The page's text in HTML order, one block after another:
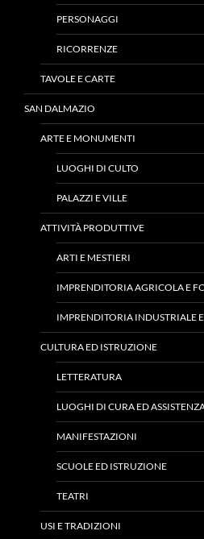
PERSONAGGI
RICORRENZE
TAVOLE E CARTE
SAN DALMAZIO
ARTE E MONUMENTI
LUOGHI DI CULTO
PALAZZI E VILLE
ATTIVITÀ PRODUTTIVE
ARTI E MESTIERI
IMPRENDITORIA AGRICOLA E
IMPRENDITORIA INDUSTRIALE
CULTURA ED ISTRUZIONE
LETTERATURA
LUOGHI DI CURA ED
MANIFESTAZIONI
SCUOLE ED ISTRUZIONE
TEATRI
USI E TRADIZIONI